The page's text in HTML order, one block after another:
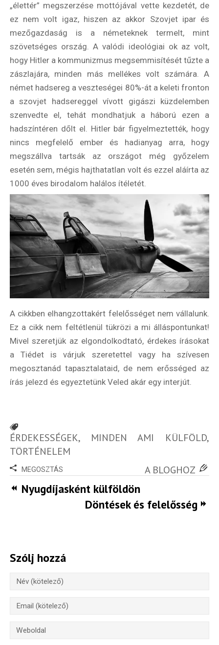
„élettér” megszerzése mottójával vette kezdetét, de
ez nem volt igaz, hiszen az akkor Szovjet ipar és
mezőgazdaság is a németeknek termelt, mint
szövetséges ország. A valódi ideológiai ok az volt,
hogy Hitler a kommunizmus megsemmisítését tűzte a
zászlajára, minden más mellékes volt számára. A
német hadsereg a veszteségei 80%-át a keleti fronton
a szovjet hadsereggel vívott gigászi küzdelemben
szenvedte el, tehát mondhatjuk a háború ezen a
hadszíntéren dőlt el. Hitler bár figyelmeztették, hogy
nincs megfelelő ember és hadianyag arra, hogy
megszállva tartsák az országot még győzelem
esetén sem, mégis hajthatatlan volt és ezzel aláírta az
1000 éves birodalom halálos ítéletét.
A cikkben elhangzottakért felelősséget nem vállalunk.
Ez a cikk nem feltétlenül tükrözi a mi álláspontunkat!
Mivel szeretjük az elgondolkodtató, érdekes írásokat
a Tiédet is várjuk szeretettel vagy ha szívesen
megosztanád tapasztalataid, de nem erősséged az
írás jelezd és egyeztetünk Veled akár egy interjút.
ÉRDEKESSÉGEK, MINDEN AMI KÜLFÖLD,
TÖRTÉNELEM
MEGOSZTÁS A BLOGHOZ
Nyugdíjasként külföldön
Döntések és felelősség
Szólj hozzá